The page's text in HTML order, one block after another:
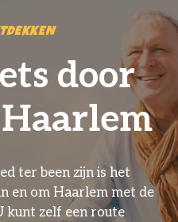
door
ter been zijn is het
en om Haarlem met de
kunt zelf een route